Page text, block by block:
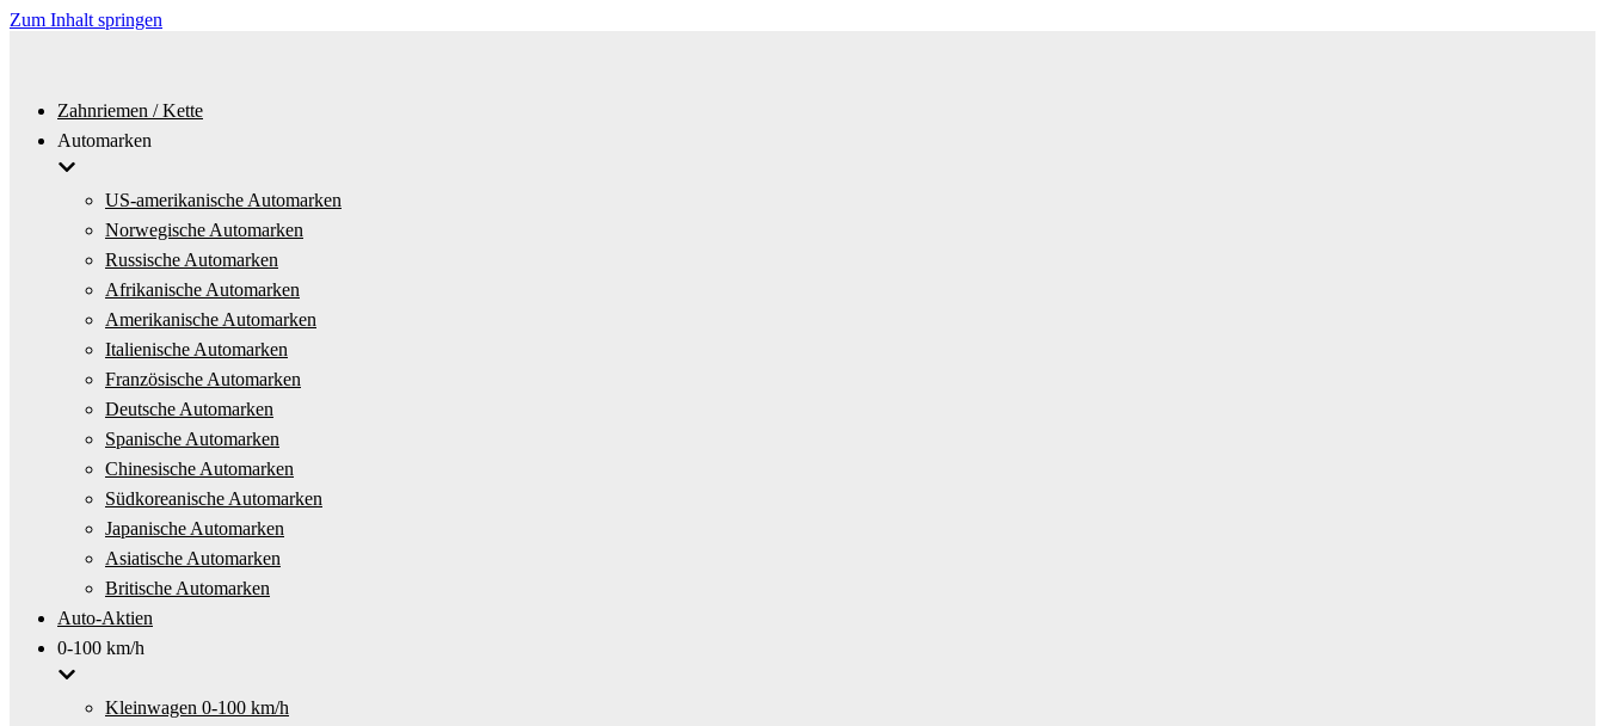
Zum Inhalt springen
Zahnriemen / Kette
Automarken
US-amerikanische Automarken
Norwegische Automarken
Russische Automarken
Afrikanische Automarken
Amerikanische Automarken
Italienische Automarken
Französische Automarken
Deutsche Automarken
Spanische Automarken
Chinesische Automarken
Südkoreanische Automarken
Japanische Automarken
Asiatische Automarken
Britische Automarken
Auto-Aktien
0-100 km/h
Kleinwagen 0-100 km/h